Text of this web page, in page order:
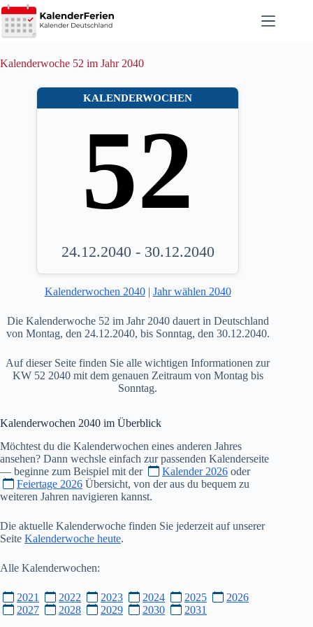
Zum
Inhalt
springen
Kalenderwoche 52 im Jahr 2040
KALENDERWOCHEN
52
24.12.2040 - 30.12.2040
Kalenderwochen 2040| Jahr wählen 2040
Die Kalenderwoche 52 im Jahr 2040 dauert in Deutschland
von Montag, den 24.12.2040, bis Sonntag, den 30.12.2040.
Auf dieser Seite finden Sie alle wichtigen Informationen zur
KW 52 2040 mit dem genauen Zeitraum von Montag bis
Sonntag.
Kalenderwochen 2040 im Überblick
Möchtest du die Kalenderwochen eines anderen Jahres
ansehen? Dann wechsle einfach zur passenden Kalenderseite
— beginne zum Beispiel mit der
Kalender 2026 oder
Feiertage 2026 Übersicht, von der aus du bequem zu
weiteren Jahren navigieren kannst.
Die aktuelle Kalenderwoche finden Sie jederzeit auf unserer
Seite Kalenderwoche heute.
Alle Kalenderwochen:
2021 2022 2023 2024 2025
2026
2027
2028 2029 2030 2031